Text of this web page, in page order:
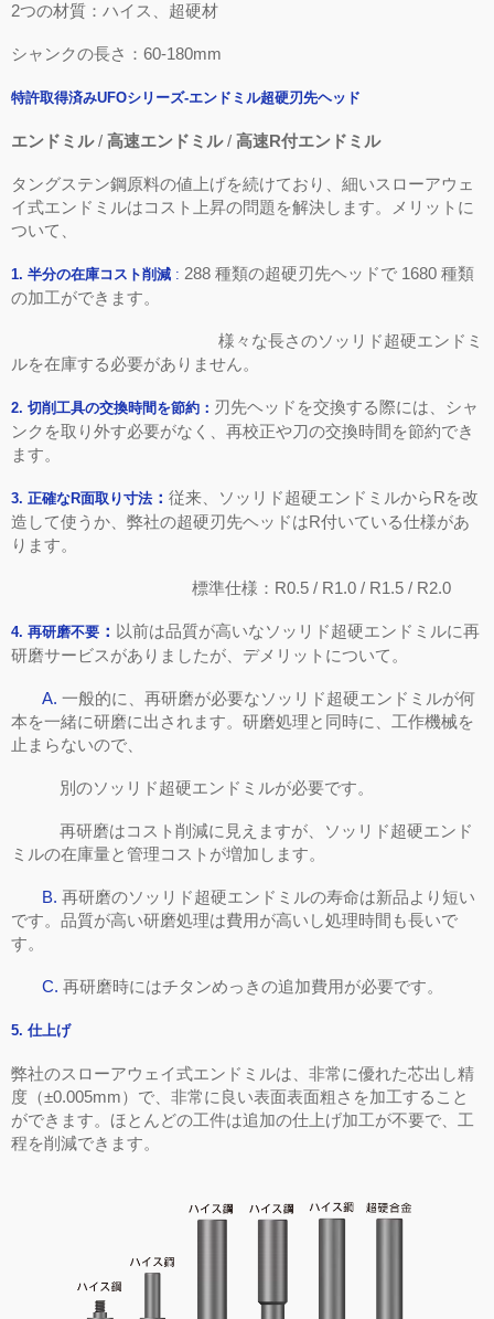
2つの材質：ハイス、超硬材
シャンクの長さ： 60-180mm
特許取得済みUFOシリーズ-エンドミル超硬刃先ヘッド
エンドミル/ 高速エンドミル/ 高速R付エンドミル
タングステン鋼原料の値上げを続けており、細いスローアウェ
イ式エンドミルはコスト上昇の問題を解決します。
メリットに
ついて、
1. 半分の在庫コスト削減 : 288 種類の超硬刃先ヘッドで 1680 種類
の加工ができます。
様々な長さのソッリド超硬エンドミ
ルを在庫する必要がありません。
2. 切削工具の交換時間を節約： 刃先ヘッドを交換する際には、シャ
ンクを取り外す必要がなく、再校正や刀の交換時間を節約でき
ます。
3. 正確なR面取り寸法： 従来、ソッリド超硬エンドミルからRを改
造して使うか、弊社の超硬刃先ヘッドはR付いている仕様があ
ります。
標準仕様： R0.5 / R1.0 / R1.5 / R2.0
4. 再研磨不要 ： 以前は品質が高いなソッリド超硬エンドミルに再
研磨サービスがありましたが、デメリットについて。
A. 一般的に、再研磨が必要なソッリド超硬エンドミルが何
本を一緒に研磨に出されます。研磨処理と同時に、工作機械を
止まらないので、
別のソッリド超硬エンドミルが必要です。
再研磨はコスト削減に見えますが、ソッリド超硬エンド
ミルの在庫量と管理コストが増加します。
B. 再研磨のソッリド超硬エンドミルの寿命は新品より短い
です。品質が高い研磨処理は費用が高いし処理時間も長いで
す。
C. 再研磨時にはチタンめっきの追加費用が必要です。
5. 仕上げ
弊社のスローアウェイ式エンドミルは、非常に優れた芯出し精
度（±0.005mm）で、非常に良い表面表面粗さを加工すること
ができます。ほとんどの工件は追加の仕上げ加工が不要で、工
程を削減できます。